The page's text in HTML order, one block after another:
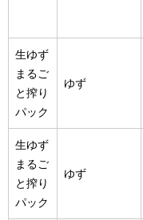
生ゆず
まるご
と搾り
パック
ゆず
生ゆず
まるご
と搾り
パック
ゆず